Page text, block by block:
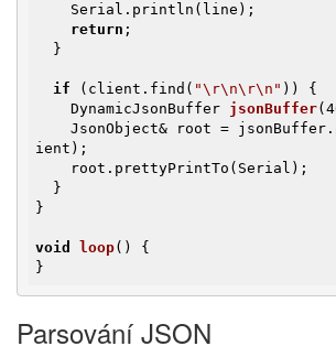
return ;
if (client.find( "\r\n\r\n" )) {
DynamicJsonBuffer jsonBuffer
ient);
}
void loop()
{
}
Parsování JSON